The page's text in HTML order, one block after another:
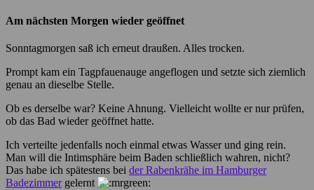
Am nächsten Morgen wieder geöffnet
Sonntagmorgen saß ich erneut draußen. Alles trocken.
Prompt kam ein Tagpfauenauge angeflogen und setzte sich ziemlich
genau an dieselbe Stelle.
Ob es derselbe war? Keine Ahnung. Vielleicht wollte er nur prüfen,
ob das Bad wieder geöffnet hatte.
Ich verteilte jedenfalls noch einmal etwas Wasser und ging rein.
Man will die Intimsphäre beim Baden schließlich wahren, nicht?
Das habe ich spätestens bei der Rabenkrähe im Hamburger
Badezimmergelernt